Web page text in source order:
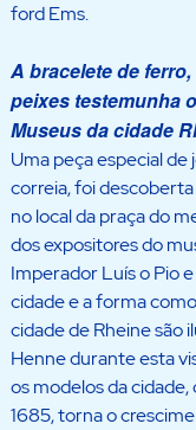
ford Ems.
A bracelete de
peixes testemunha
Museus da cidade
Uma peça especial
correia, foi
no local da praça do
dos expositores do
Imperador Luís o Pio
cidade e a forma
cidade de Rheine são
Henne durante esta
os modelos da
1685, torna o